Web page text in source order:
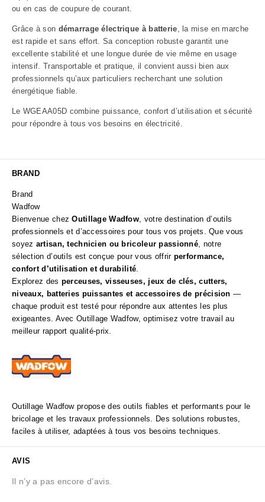
ou en cas de coupure de courant.
Grâce à son démarrage électrique à batterie, la mise en marche
est rapide et sans effort. Sa conception robuste garantit une
excellente stabilité et une longue durée de vie même en usage
intensif. Transportable et pratique, il convient aussi bien aux
professionnels qu’aux particuliers recherchant une solution
énergétique fiable.
Le WGEAA05D combine puissance, confort d’utilisation et sécurité
pour répondre à tous vos besoins en électricité.
BRAND
Brand
Wadfow
Bienvenue chezOutillage Wadfow, votre destination d’outils
professionnels et d’accessoires pour tous vos projets. Que vous
soyez artisan, technicien ou bricoleur passionné, notre
sélection d’outils est conçue pour vous offrir performance,
confort d’utilisation et durabilité.
Explorez des perceuses, visseuses, jeux de clés, cutters,
niveaux, batteries puissantes et accessoires de précision —
chaque produit est testé pour répondre aux attentes les plus
exigeantes. Avec Outillage Wadfow, optimisez votre travail au
meilleur rapport qualité‑prix.
Outillage Wadfow propose des outils fiables et performants pour le
bricolage et les travaux professionnels. Des solutions robustes,
faciles à utiliser, adaptées à tous vos besoins techniques.
AVIS
Il n’y a pas encore d’avis.